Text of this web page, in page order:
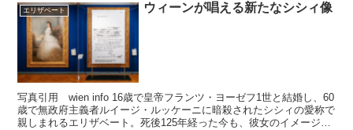
エリザベート ウィーンが唱える新たなシシィ像
写真引用 wien info 16歳で皇帝フランツ・ヨーゼフ1世と結婚し、60
歳で無政府主義者ルイージ・ルッケーニに暗殺されたシシィの愛称で
親しまれるエリザベート。死後125年経った今も、彼女のイメージは